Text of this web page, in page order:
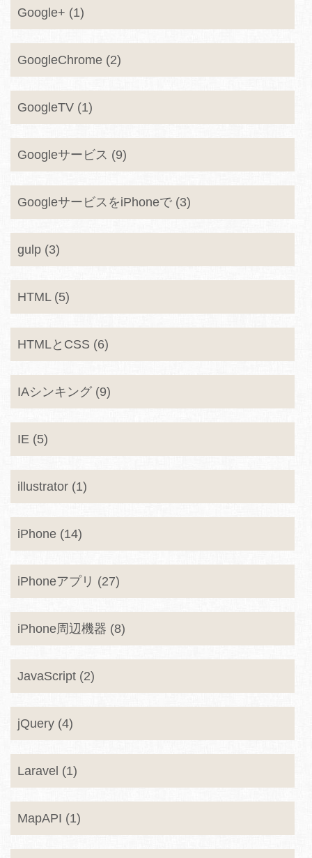
Google+ (1)
GoogleChrome (2)
GoogleTV (1)
Googleサービス (9)
GoogleサービスをiPhoneで (3)
gulp (3)
HTML (5)
HTMLとCSS (6)
IAシンキング (9)
IE (5)
illustrator (1)
iPhone (14)
iPhoneアプリ (27)
iPhone周辺機器 (8)
JavaScript (2)
jQuery (4)
Laravel (1)
MapAPI (1)